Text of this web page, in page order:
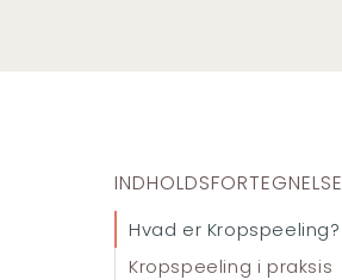
INDHOLDSFORTEGNELSE
Hvad er Kropspeeling?
Kropspeeling i praksis